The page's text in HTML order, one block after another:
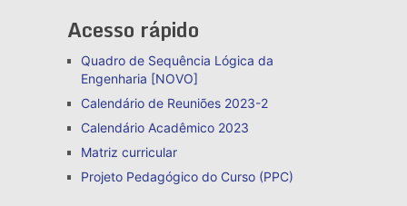
Acesso rápido
Quadro de Sequência Lógica da
Engenharia [NOVO]
Calendário de Reuniões 2023-2
Calendário Acadêmico 2023
Matriz curricular
Projeto Pedagógico do Curso (PPC)